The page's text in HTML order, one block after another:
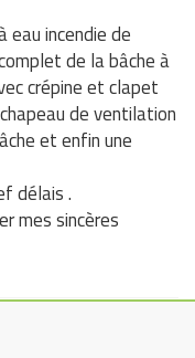
eau incendie de
de la bâche à
crépine et clapet
de ventilation
et enfin une
délais .
mes sincères